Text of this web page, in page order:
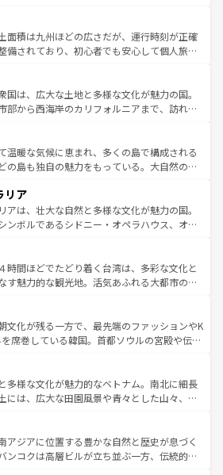
を運ぶとそれぞれで全く異なる文化を体験で
きるだろう。 なお、新着のフランス情報はコンテンツ一覧
しい。
にはぜひ体験してほしい。 なお、新着の
コンテンツ一覧を参照してほしい。
なる魅力がある。また、優雅なアフタヌーン
ル好きにはたまらない英国パブ、サッカー観
だからこそできる体験も豊富。イギリスを旅
照してほしい。
面積は九州ほどの広さだが、運行時刻が正確
備されており、初心者でも安心して個人旅行
まま残る町や、スイスならではのユニークな
、アルプス観光だけでなく町歩きも満喫する
。国民の所得が高いため物価も高いが、旅行
料で観光を楽しむこともできる。 なお、新
報はコンテンツ一覧 を参照してほしい。
国は、広大な土地と多様な文化が魅力の国。
部から西海岸のカリフォルニアまで、訪れる
都市は、観光、ショッピング、エンターテイ
まった刺激的なスポットだ。一方、アメリカ
然が広がり、グランドキャニオンやイエロー
ーリンズでは、音楽と美食が融合した独特の
旅行者はアメリカの各地域で異なる魅力を楽
その多様性と豊かな歴史を感じることができ
スタイルだ。 なお、新着のアメリカ
ンツ一覧を参照してほしい。
温暖な気候に恵まれ、多くの島で構成される
の島も独自の魅力をもっている。大自然の神
せない。また、定番の観光地といえばオアフ
な自然を求めるならマウイ島やカウアイ島が
メラルドグリーンに輝く海をはじめ、豊かな
しの心で訪れる人々を迎えてくれるハワイの
いローカルフードやハワイアンミュージッ
フラダンスなど、すべてがハワイの魅力を彩
ほしい。 なお、新着のハワイ情報
一覧を参照してほしい。
リア
アは、壮大な自然と多様な文化が魅力の国。
ンボルであるシドニー・オペラハウス、オー
大陸中央部にそびえるウルル（エアーズロッ
ニアの美しい原生林やケアンズの熱帯雨林な
がたくさん。また、カフェやワイン、オージ
ィビティも充実しており、サーフィンやダイ
キングなど、アウトドア好きにはたまらな
ラリアの多彩な魅力を存分に味わいつくそ
。
時間ほどでたどり着く台湾は、多彩な文化と
す魅力的な観光地。活気あふれる大都市の台
な山岳地帯である台湾東部など、都市の喧騒
さが共存しており、訪れる人に新しい発見と
してくれる。また、奥深い台湾の食文化も魅
評判のスイーツなど、バラエティ豊かな料理
が味わえる。 なお、新着の台湾情報は コンテンツ一覧を参
。
文化が残る一方で、最先端のファッションやK
席巻している韓国。首都ソウルの宮殿や伝統
を延ばせば四季折々の自然美を楽しむことが
て、キムチや焼肉、絶品のストリートフード
まな韓国料理が待っている。夜には、韓国な
れながら、韓国の多彩な魅力を心ゆくまで味
わってみてほしい。 なお、新着の韓国情報はコンテンツ一
ほしい。
多様な文化が魅力的なベトナム。南北に細長
には、広大な田園風景や青々とした山々、世
共に伝統が息づく。ハノイの古い町並みやホ
フランス統治時代の建物も、独特の雰囲気を
る。また、バラエティの豊かさとおいしさで
アジアに位置する豊かな自然と歴史が息づく
ンコクは高層ビルが立ち並ぶ一方、伝統的な